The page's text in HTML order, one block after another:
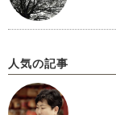
人気の記事